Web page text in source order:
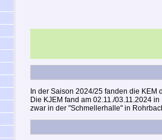
In der Saison 2024/25 fanden die
Die KJEM fand am 02.11./03.11.2024
zwar in der "Schmellerhalle" in